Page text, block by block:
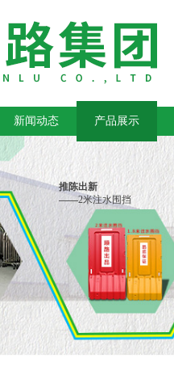
新闻动态 产品展示
推陈出新
——2米注水围挡